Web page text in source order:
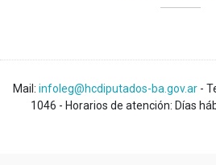
Mail: infoleg@hcdiputados-ba.gov.ar -
1046 - Horarios de atención: Días